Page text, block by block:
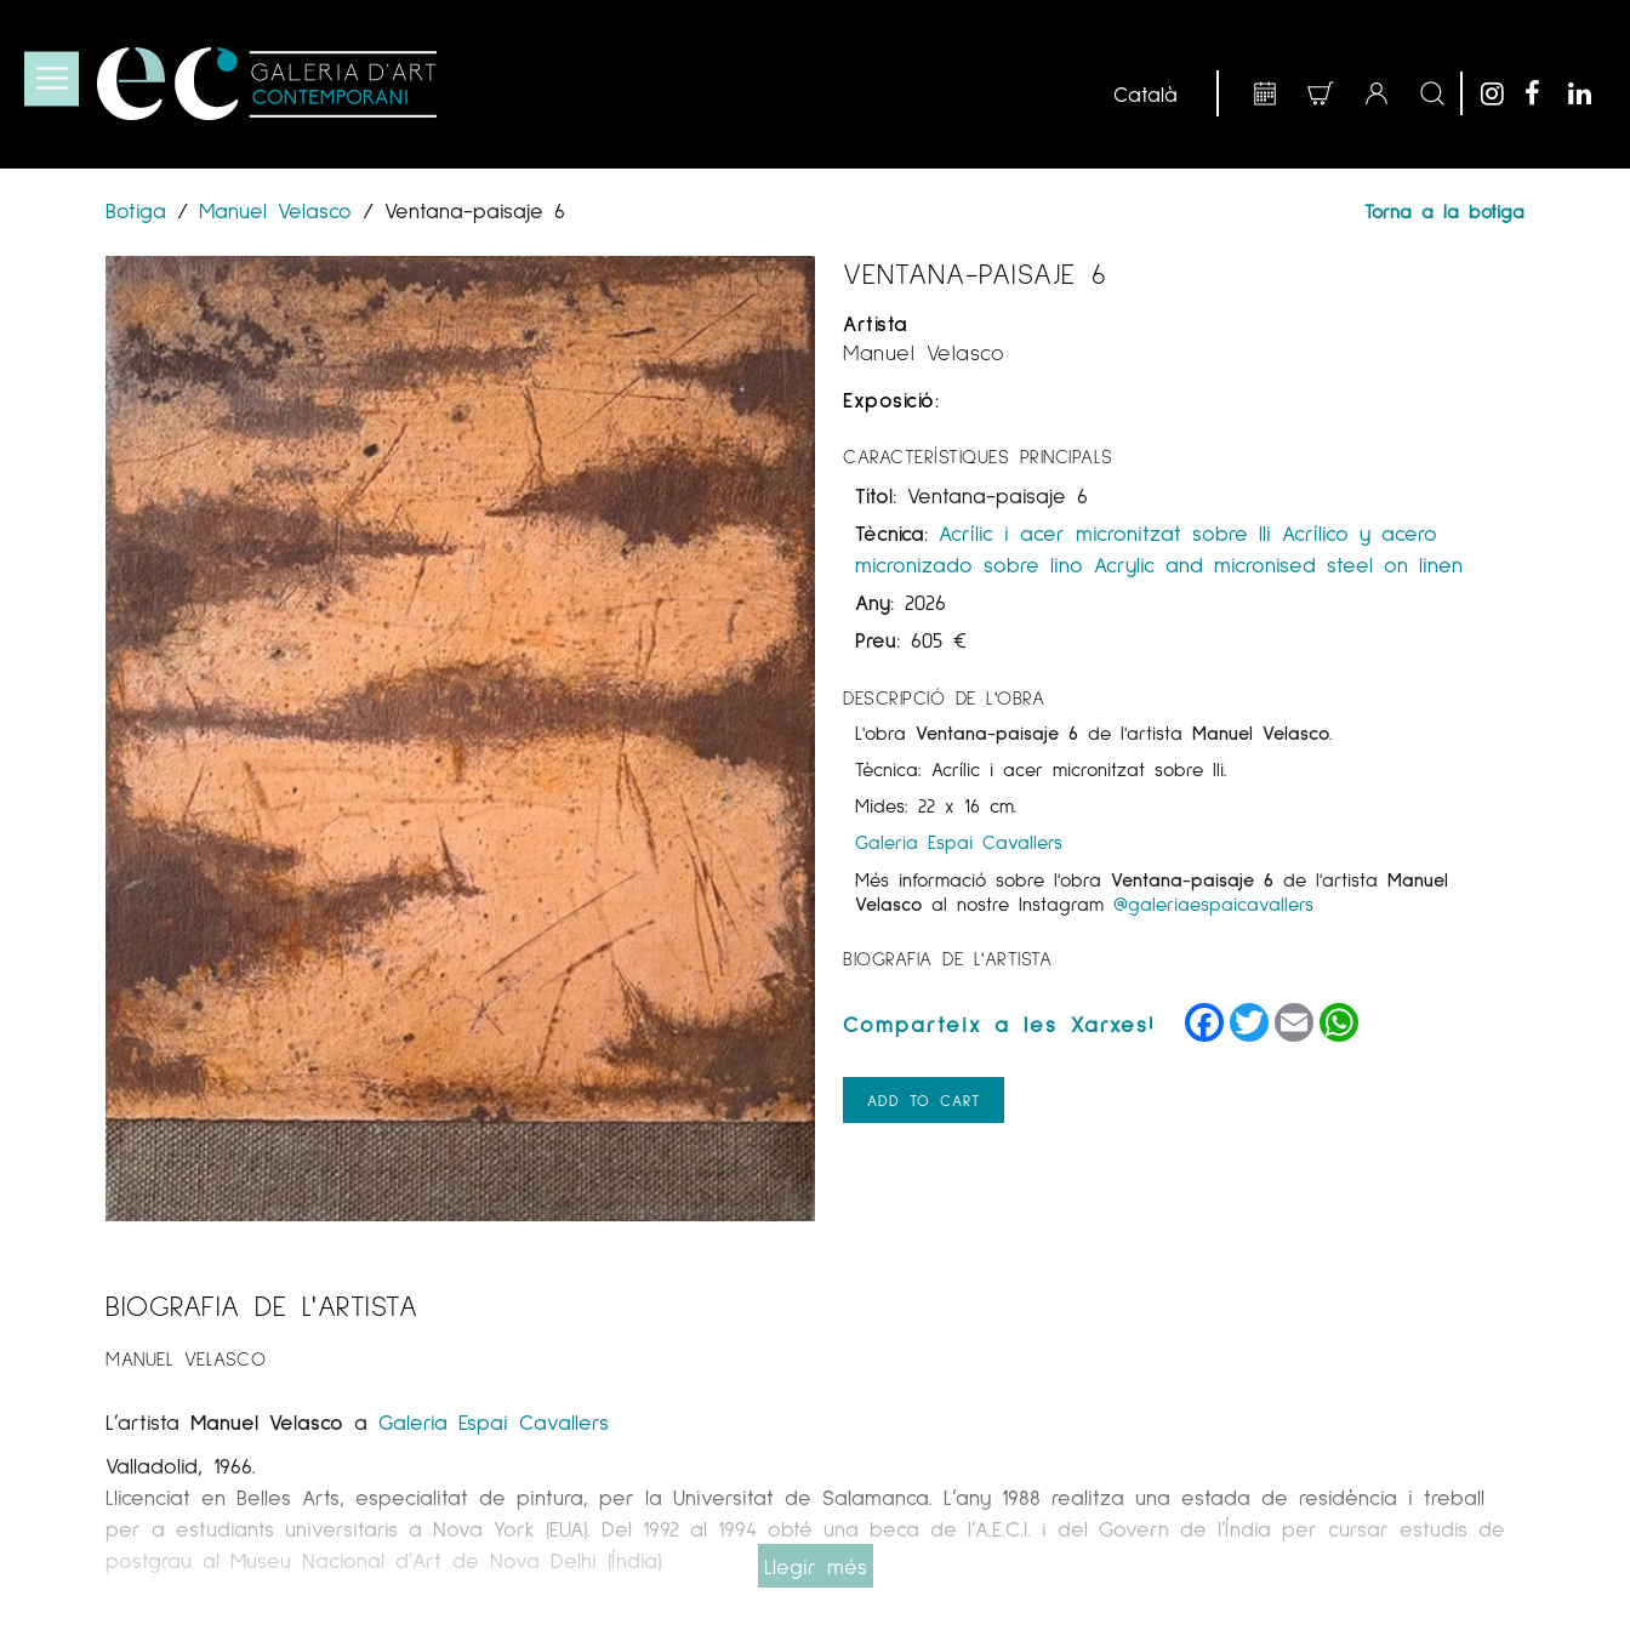
Botiga / Manuel Velasco / Ventana-paisaje 6 Torna a la botiga
VENTANA-PAISAJE 6
Artista
Manuel Velasco
Exposició:
CARACTERÍSTIQUES PRINCIPALS
Títol: Ventana-paisaje 6
Tècnica: Acrílic i acer micronitzat sobre lli Acrílico y acero
micronizado sobre lino Acrylic and micronised steel on linen
Any: 2026
Preu: 605€
DESCRIPCIÓ DE L'OBRA
L'obraVentana-paisaje 6de l'artistaManuel Velasco.
Tècnica: Acrílic i acer micronitzat sobre lli.
Mides: 22 x 16 cm.
Galeria Espai Cavallers
Més informació sobre l'obraVentana-paisaje 6 de l'artistaManuel
Velasco al nostre Instagram@galeriaespaicavallers
BIOGRAFIA DE L'ARTISTA
Facebook
TwitterEmail
ADD TO CART
BIOGRAFIA DE L'ARTISTA
MANUEL VELASCO
L’artista Manuel Velasco a Galeria Espai Cavallers
Valladolid, 1966.
Llicenciat en Belles Arts, especialitat de pintura, per la Universitat de Salamanca. L’any 1988 realitza una estada de residència i treball
per a estudiants universitaris a Nova York (EUA). Del 1992 al 1994 obté una beca de l’A.E.C.I. i del Govern de l’Índia per cursar estudis de
postgrau al Museu Nacional d’Art de Nova Delhi (Índia).
Llegir més